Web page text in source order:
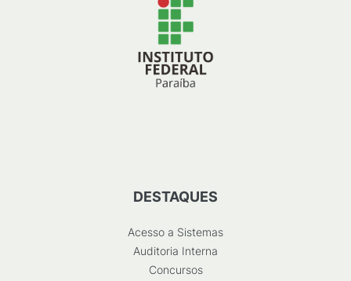
DESTAQUES
Acesso a Sistemas
Auditoria Interna
Concursos